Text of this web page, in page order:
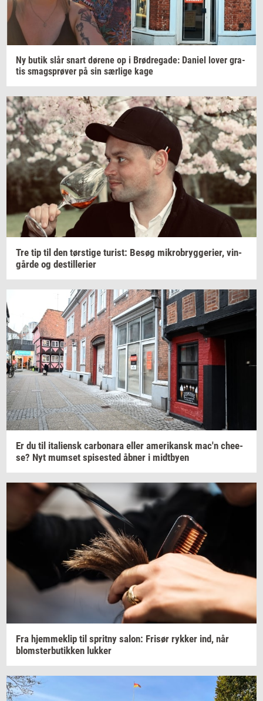
Ny butik slår snart dø­re­ne op i Brød­re­ga­de: Da­ni­el lover gra­
tis smags­prø­ver på sin sær­li­ge kage
Tre tip til den tørsti­ge turist: Besøg mi­kro­bryg­ge­ri­er, vin­
går­de og destil­le­ri­er
Er du til ita­li­ensk car­bo­na­ra eller ame­ri­kansk mac'n che­e­
se? Nyt mum­set spi­se­sted åbner i midt­by­en
Fra hjem­me­klip til sprit­ny salon: Fri­sør ryk­ker ind, når
blom­ster­bu­tik­ken luk­ker